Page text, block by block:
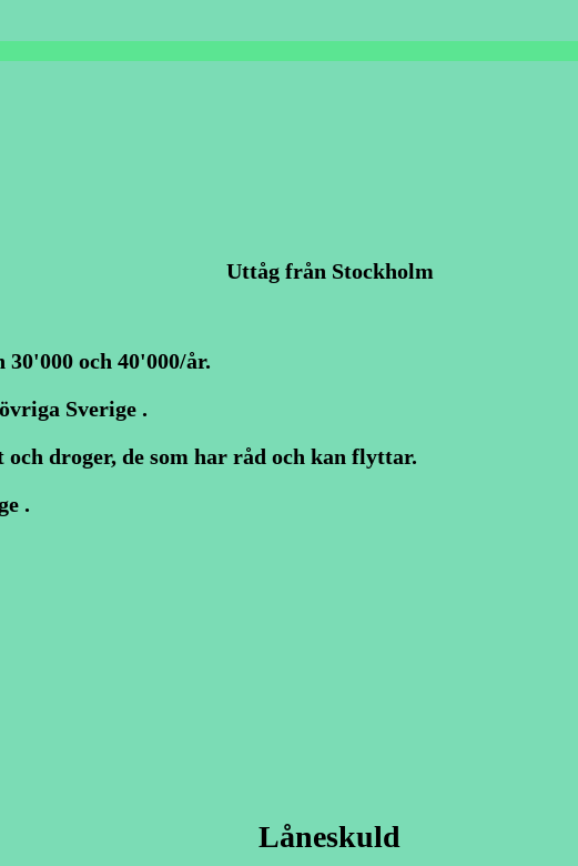
Uttåg från Stockholm
och 40'000/år.
Sverige .
droger, de som har råd och kan flyttar.
.
Låneskuld